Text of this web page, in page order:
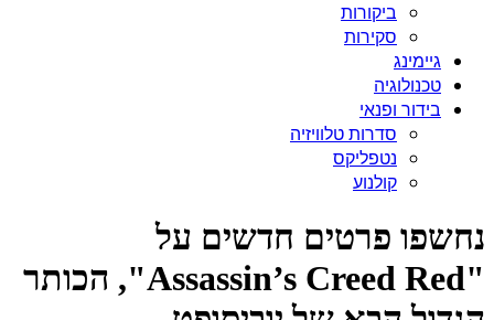
ביקורות
סקירות
גיימינג
טכנולוגיה
בידור ופנאי
סדרות טלוויזיה
נטפליקס
קולנוע
פרטים חדשים על
"Assassin’s Creed Red", הכותר